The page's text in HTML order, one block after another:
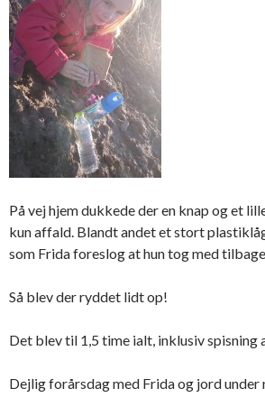
På vej hjem dukkede der en knap og et
kun affald. Blandt andet et stort
som Frida foreslog at hun tog med
Så blev der ryddet lidt op!
Det blev til 1,5 time ialt, inklusiv spisning
Dejlig forårsdag med Frida og jord under